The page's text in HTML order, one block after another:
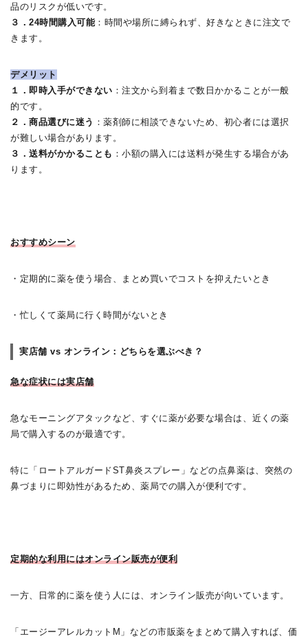
品のリスクが低いです。
３．24時間購入可能 ：時間や場所に縛られず、好きなときに注文で
きます。
デメリット
１．即時入手ができない ：注文から到着まで数日かかることが一般
的です。
２．商品選びに迷う ：薬剤師に相談できないため、初心者には選択
が難しい場合があります。
３．送料がかかることも ：小額の購入には送料が発生する場合があ
ります。
おすすめシーン
・定期的に薬を使う場合、まとめ買いでコストを抑えたいとき
・忙しくて薬局に行く時間がないとき
実店舗 vs オンライン：どちらを選ぶべき？
急な症状には実店舗
急なモーニングアタックなど、すぐに薬が必要な場合は、近くの薬
局で購入するのが最適です。
特に「ロートアルガードST鼻炎スプレー」などの点鼻薬は、突然の
鼻づまりに即効性があるため、薬局での購入が便利です。
定期的な利用にはオンライン販売が便利
一方、日常的に薬を使う人には、オンライン販売が向いています。
「エージーアレルカットM」などの市販薬をまとめて購入すれば、価